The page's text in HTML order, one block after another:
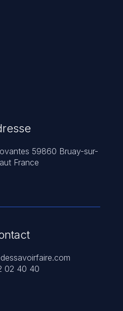
59860 Bruay-sur-
France
02 40 40